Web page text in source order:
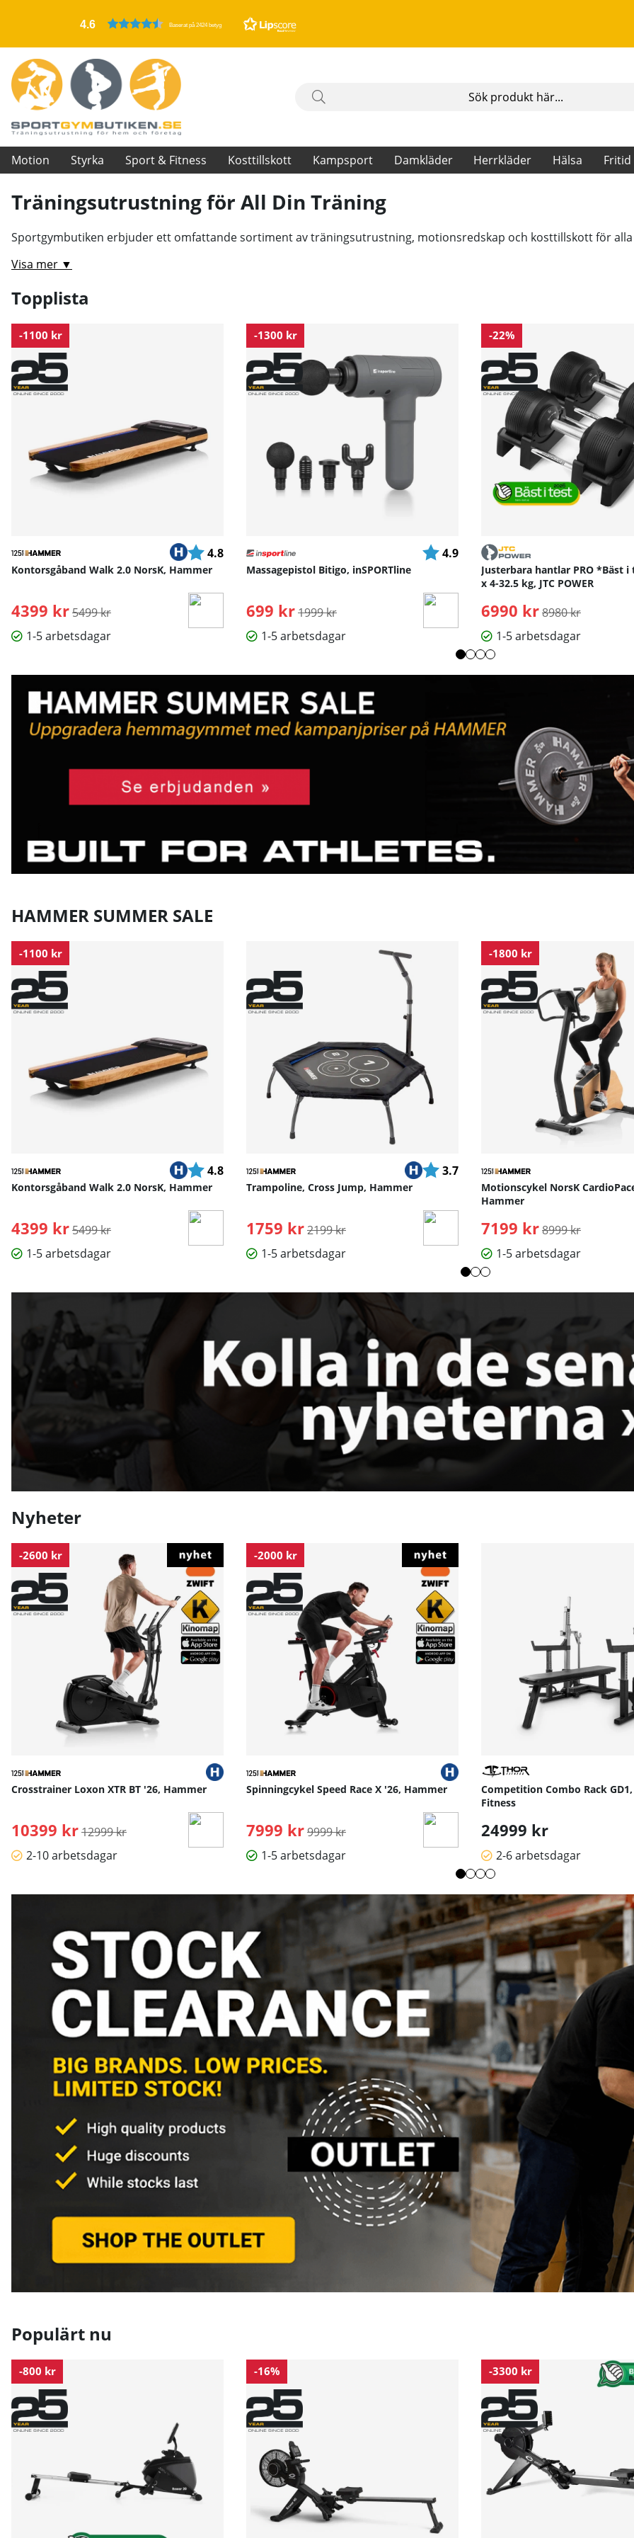
4.6 Baserat på 2424 betyg
Motion Styrka Sport & Fitness Kosttillskott Kampsport Damkläder Herrkläder Hälsa Fritid
Träningsutrustning för All Din Träning
Sportgymbutiken erbjuder ett omfattande sortiment av träningsutrustning, motionsredskap och kosttillskott för
Visa mer ▼
Topplista
-1100 kr
Betyg:
4.8 utav 5 stjärnor
Kontorsgåband Walk 2.0 NorsK, Hammer
4399 kr Ordinarie pris:
5499 kr
1-5 arbetsdagar
-1300 kr
Betyg:
4.9 utav 5 stjärnor
Massagepistol Bitigo, inSPORTline
699 kr Ordinarie pris:
1999 kr
1-5 arbetsdagar
-22%
Justerbara hantlar PRO *Bäst i
x 4-32.5 kg, JTC POWER
6990 kr Ordinarie pris:
8980 kr
1-5 arbetsdagar
HAMMER SUMMER SALE
-1100 kr
Betyg:
4.8 utav 5 stjärnor
Kontorsgåband Walk 2.0 NorsK, Hammer
4399 kr Ordinarie pris:
5499 kr
1-5 arbetsdagar
Betyg:
3.7 utav 5 stjärnor
Trampoline, Cross Jump, Hammer
1759 kr Ordinarie pris:
2199 kr
1-5 arbetsdagar
-1800 kr
Motionscykel NorsK
Hammer
7199 kr Ordinarie pris:
8999 kr
1-5 arbetsdagar
Nyheter
-2600 kr
Crosstrainer Loxon XTR BT '26, Hammer
10399 kr Ordinarie pris:
12999 kr
2-10 arbetsdagar
-2000 kr
Spinningcykel Speed Race X '26, Hammer
7999 kr Ordinarie pris:
9999 kr
1-5 arbetsdagar
Competition Combo Rack
Fitness
24999 kr
2-6 arbetsdagar
Populärt nu
-800 kr -16% -3300 kr